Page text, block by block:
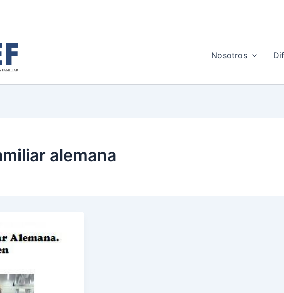
Nosotros
alemana